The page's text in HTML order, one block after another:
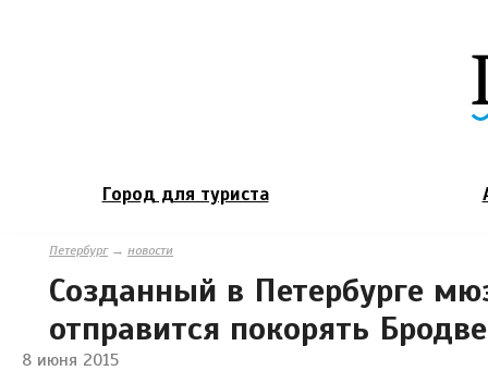
Город для туриста
Петербург→ новости
Созданный в Петербурге
отправится покорять
8 июня 2015